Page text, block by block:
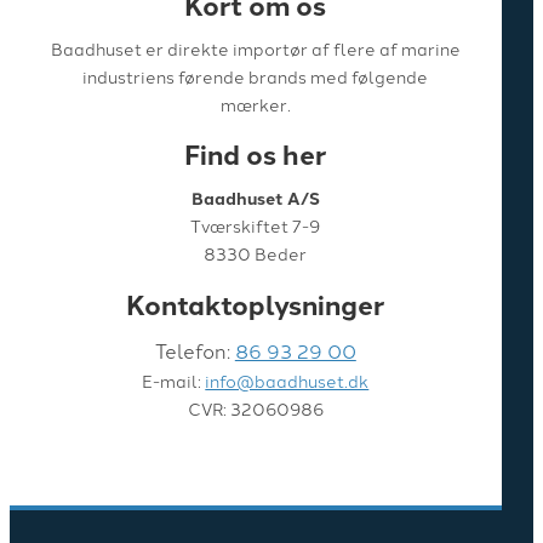
Baadhuset er direkte importør af flere af marine
industriens førende brands med følgende
mærker.
Find os her
Baadhuset A/S
Tværskiftet 7-9
8330 Beder
Kontaktoplysninger
Telefon: 86 93 29 00
E-mail: info@baadhuset.dk
CVR: 32060986